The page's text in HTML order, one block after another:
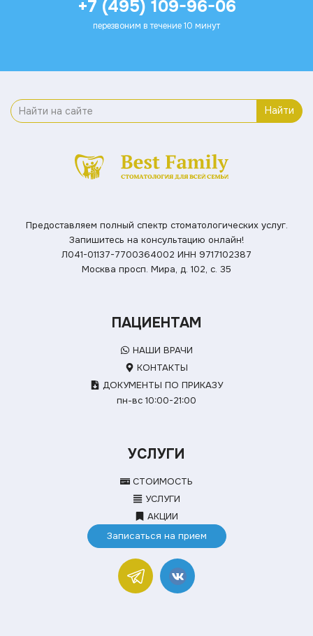
+7 (495) 109-96-06
перезвоним в течение 10 минут
Найти
Предоставляем полный спектр стоматологических услуг.
Запишитесь на консультацию онлайн!
Л041-01137-7700364002 ИНН 9717102387
Москва просп. Мира, д. 102, с. 35
ПАЦИЕНТАМ
НАШИ ВРАЧИ
КОНТАКТЫ
ДОКУМЕНТЫ ПО ПРИКАЗУ
пн-вс 10:00-21:00
УСЛУГИ
СТОИМОСТЬ
УСЛУГИ
АКЦИИ
Записаться на прием